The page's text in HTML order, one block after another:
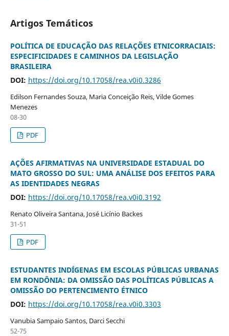
Artigos Temáticos
POLÍTICA DE EDUCAÇÃO DAS RELAÇÕES ETNICORRACIAIS:
ESPECIFICIDADES E CAMINHOS DA LEGISLAÇÃO
BRASILEIRA
DOI: https://doi.org/10.17058/rea.v0i0.3286
Edilson Fernandes Souza, Maria Conceição Reis, Vilde Gomes
Menezes
08-30
PDF
AÇÕES AFIRMATIVAS NA UNIVERSIDADE ESTADUAL DO
MATO GROSSO DO SUL: UMA ANÁLISE DOS EFEITOS PARA
AS IDENTIDADES NEGRAS
DOI: https://doi.org/10.17058/rea.v0i0.3192
Renato Oliveira Santana, José Licínio Backes
31-51
PDF
ESTUDANTES INDÍGENAS EM ESCOLAS PÚBLICAS URBANAS
EM RONDÔNIA: DA OMISSÃO DAS POLÍTICAS PÚBLICAS A
OMISSÃO DO PERTENCIMENTO ÉTNICO
DOI: https://doi.org/10.17058/rea.v0i0.3303
Vanubia Sampaio Santos, Darci Secchi
52-75